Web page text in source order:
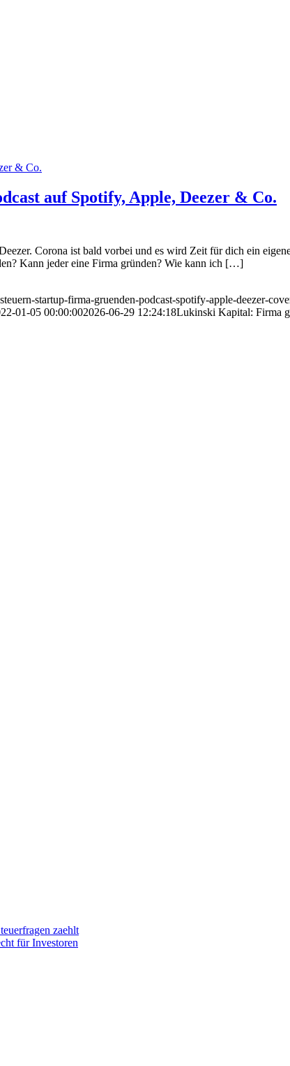
auf Spotify, Apple, Deezer & Co.
Corona ist bald vorbei und es wird Zeit für dich ein
Kann jeder eine Firma gründen? Wie kann ich […]
startup-firma-gruenden-podcast-spotify-apple-deezer-
01-05 00:00:002026-06-29 12:24:18Lukinski Kapital: Firma
zaehlt
für Investoren